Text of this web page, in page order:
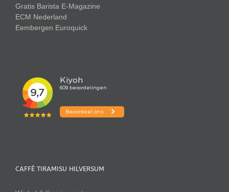
Gratis Barista E-Magazine
ECM Nederland
Eembergen Euroquick
CAFFÈ TIRAMISU HILVERSUM